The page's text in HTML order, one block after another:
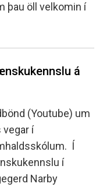
þau öll velkomin í
á
(Youtube) um
í
Í
í
Narby